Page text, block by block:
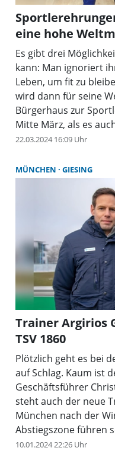
eine hohe
Es gibt drei
kann: Man ignoriert
Leben, um fit zu
wird dann für seine
Bürgerhaus zur
Mitte März, als es
Hinsicht sportlich
ignorieren konnte,
Schnirel vom SV
Brigitte Weinzierl hat
der Masters im
Tanzsport hat das
bei der
Unterschleißheim
Leichtathletik SV
Platz beim Berglauf
Madeira erreicht.
Platz im Golf bei den
Bei so vielen Erfolgen
Bürgermeister
bei oberbayerischen,
Meisterschaften
ordentlich Medaillen
252 Sportler und 40
22.03.2024 16:09 Uhr
MÜNCHEN GIESING
Trainer Argirios
TSV 1860
Plötzlich geht es bei
auf Schlag. Kaum ist
Geschäftsführer
steht auch der neue
München nach der
Abstiegszone führen
gehandelten Namen,
10.01.2024 22:26 Uhr